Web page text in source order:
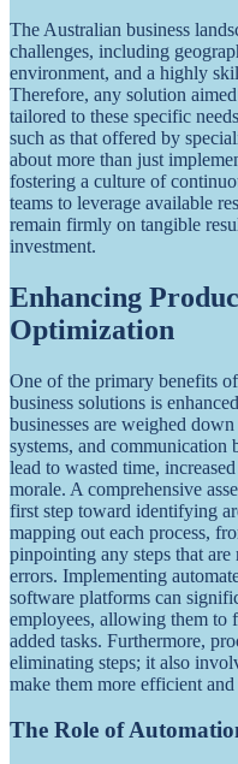
The Australian business
challenges, including
environment, and a highly
Therefore, any solution
tailored to these specific
such as that offered by
about more than just
fostering a culture of
teams to leverage available
remain firmly on tangible
investment.
Enhancing
Optimization
One of the primary benefits
business solutions is
businesses are weighed
systems, and communication
lead to wasted time,
morale. A comprehensive
first step toward identifying
mapping out each process,
pinpointing any steps that are
errors. Implementing
software platforms can
employees, allowing them to
added tasks. Furthermore,
eliminating steps; it also
make them more efficient
The Role of